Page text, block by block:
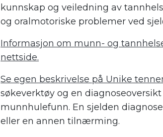
kunnskap og veiledning av
og oralmotoriske problemer ved
Informasjon om munn- og
nettside.
Se egen beskrivelse på Unike
søkeverktøy og en
munnhulefunn. En sjelden
eller en annen tilnærming.